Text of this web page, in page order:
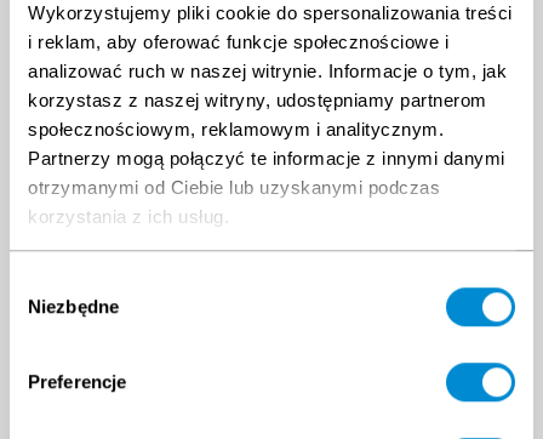
Wykorzystujemy pliki cookie do spersonalizowania treści
i reklam, aby oferować funkcje społecznościowe i
analizować ruch w naszej witrynie. Informacje o tym, jak
korzystasz z naszej witryny, udostępniamy partnerom
społecznościowym, reklamowym i analitycznym.
Partnerzy mogą połączyć te informacje z innymi danymi
otrzymanymi od Ciebie lub uzyskanymi podczas
korzystania z ich usług.
zgody
Niezbędne
Preferencje
Pon. Wt. Śr. Czw. Pt. Sob. Nd
27 28 29 30 31 1
2
3
4 5 6 7 8
9
10
11 12 13 14 15
16
17
18 19 20 21 22
23
24
25 26 27 28 29
30
31
1 2 3 4 5 6
Pon. Wt. Śr. Czw. Pt. Sob. Nd
31 1 2 3 4
7
9 10 11 12
13
14
15 16 17 18 19
21
22 23 24 25
28
29 30 1 2 3
5
6 7 8 9